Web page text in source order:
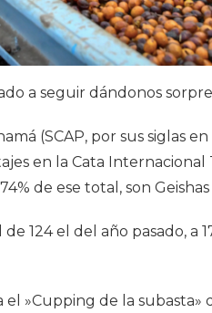
a seguir dándonos
(SCAP, por sus siglas
en la Cata Internacional
de ese total, son
124 el del año pasado, a
»Cupping de la subasta»